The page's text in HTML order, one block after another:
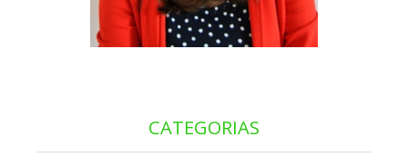
CATEGORIAS